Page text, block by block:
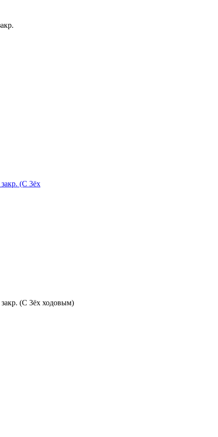
контур., закр.
(С 3ёх
закр. (С 3ёх ходовым)